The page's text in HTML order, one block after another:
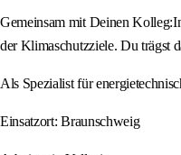
Gemeinsam mit Deinen
der Klimaschutzziele. Du trägst
Als Spezialist für
Einsatzort: Braunschweig